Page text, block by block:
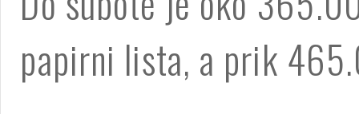
papirni lista, a prik